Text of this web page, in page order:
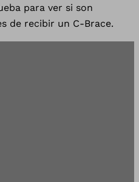
para ver si son
de recibir un C-Brace.